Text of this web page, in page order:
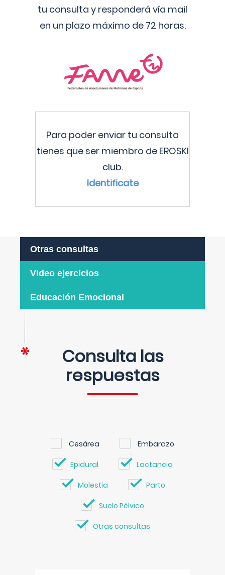
tu consulta y responderá vía mail
en un plazo máximo de 72 horas.
Para poder enviar tu consulta
tienes que ser miembro de EROSKI
club.
Identificate
Otras consultas
Video ejercicios
Educación Emocional
Consulta las
respuestas
Cesárea Embarazo
Epidural Lactancia
Molestia Parto
Suelo Pélvico
Otras consultas